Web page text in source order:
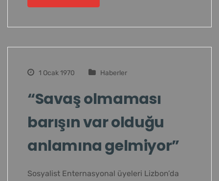
1 Ocak 1970 Haberler
“Savaş olmaması
barışın var olduğu
anlamına gelmiyor”
Sosyalist Enternasyonal üyeleri Lizbon’da